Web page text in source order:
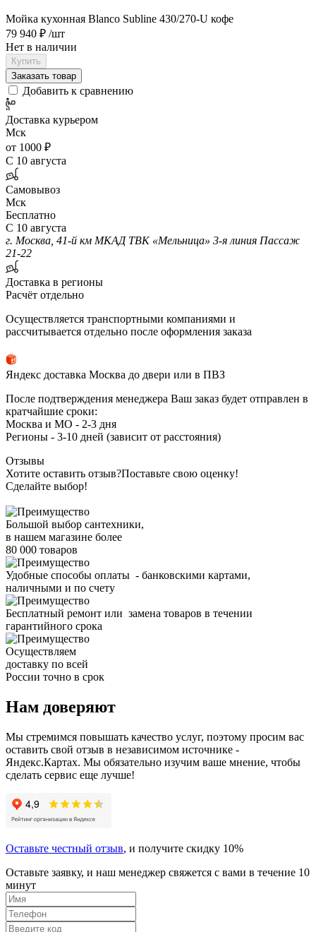
Мойка кухонная Blanco Subline 430/270-U кофе
79 940 ₽ /шт
Нет в наличии
Купить
Заказать товар
Добавить к сравнению
Доставка курьером
Мск
от 1000 ₽
С 10 августа
Самовывоз
Мск
Бесплатно
С 10 августа
г. Москва, 41-й км МКАД ТВК «Мельница» 3-я линия Пассаж
21-22
Доставка в регионы
Расчёт отдельно
Осуществляется транспортными компаниями и
рассчитывается отдельно после оформления заказа
Яндекс доставка Москва до двери или в ПВЗ
После подтверждения менеджера Ваш заказ будет отправлен в
кратчайшие сроки:
Москва и МО - 2-3 дня
Регионы - 3-10 дней (зависит от расстояния)
Отзывы
Хотите оставить отзыв?Поставьте свою оценку!
Сделайте выбор!
Большой выбор сантехники,
в нашем магазине более
80 000 товаров
Удобные способы оплаты - банковскими картами,
наличными и по счету
Бесплатный ремонт или замена товаров в течении
гарантийного срока
Осуществляем
доставку по всей
России точно в срок
Нам доверяют
Мы стремимся повышать качество услуг, поэтому просим вас
оставить свой отзыв в независимом источнике -
Яндекс.Картах. Мы обязательно изучим ваше мнение, чтобы
сделать сервис еще лучше!
Оставьте честный отзыв, и получите скидку 10%
Оставьте заявку, и наш менеджер свяжется с вами в течение 10
минут